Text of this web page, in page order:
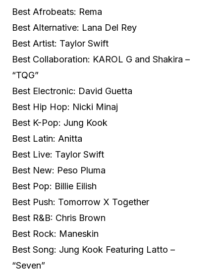
Best Afrobeats: Rema
Best Alternative: Lana Del Rey
Best Artist: Taylor Swift
Best Collaboration: KAROL G and Shakira –
“TQG”
Best Electronic: David Guetta
Best Hip Hop: Nicki Minaj
Best K-Pop: Jung Kook
Best Latin: Anitta
Best Live: Taylor Swift
Best New: Peso Pluma
Best Pop: Billie Eilish
Best Push: Tomorrow X Together
Best R&B: Chris Brown
Best Rock: Maneskin
Best Song: Jung Kook Featuring Latto –
“Seven”